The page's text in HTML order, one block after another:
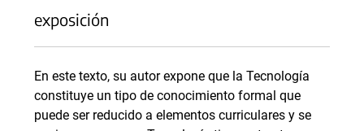
exposición
En este texto, su autor expone que la Tecnología
constituye un tipo de conocimiento formal que
puede ser reducido a elementos curriculares y se